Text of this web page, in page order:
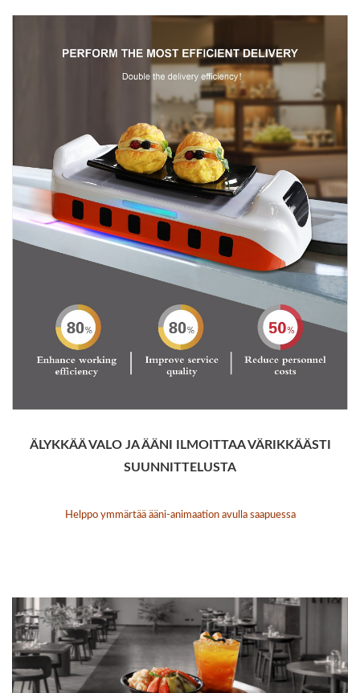
ÄLYKKÄÄ VALO JA ÄÄNI ILMOITTAA VÄRIKKÄÄSTI
SUUNNITTELUSTA
Helppo ymmärtää ääni-animaation avulla saapuessa